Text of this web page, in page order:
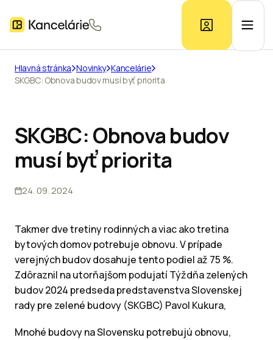
Ponuka kancelárií
Prieskum trhu
Kontakt
Hlavná stránka Novinky Kancelárie
SKGBC: Obnova budov musí byť priorita
SKGBC: Obnova budov
musí byť priorita
24. 09. 2024
Takmer dve tretiny rodinných a viac ako tretina
bytových domov potrebuje obnovu. V prípade
verejných budov dosahuje tento podiel až 75 %.
Zdôraznil na utorňajšom podujatí Týždňa zelených
budov 2024 predseda predstavenstva Slovenskej
rady pre zelené budovy (SKGBC) Pavol Kukura,
Mnohé budovy na Slovensku potrebujú obnovu,